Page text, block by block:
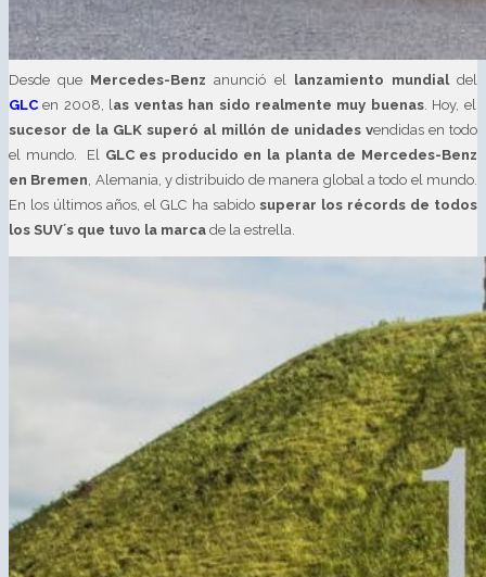
Desde que Mercedes-Benz anunció el lanzamiento mundialdel
GLC en 2008, l as ventas han sido realmente muy buenas. Hoy, el
sucesor de la GLK superó al millón de unidades vendidas en todo
el mundo. El
GLC es producido en la planta de Mercedes-Benz
en Bremen , Alemania, y distribuido de manera global a todo el mundo.
En los últimos años, el GLC ha sabido superar los récords de todos
los SUV´s que tuvo la marca de la estrella.